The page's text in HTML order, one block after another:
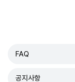
FAQ
공지사항